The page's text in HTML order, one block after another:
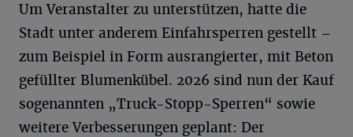
Um Veranstalter zu unterstützen, hatte die
Stadt unter anderem Einfahrsperren gestellt –
zum Beispiel in Form ausrangierter, mit Beton
gefüllter Blumenkübel. 2026 sind nun der Kauf
sogenannten „Truck-Stopp-Sperren“ sowie
weitere Verbesserungen geplant: Der